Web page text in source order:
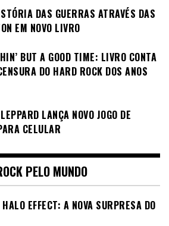
DAS GUERRAS ATRAVÉS DAS
EM NOVO LIVRO
BUT A GOOD TIME: LIVRO CONTA
DO HARD ROCK DOS ANOS
LANÇA NOVO JOGO DE
CELULAR
PELO MUNDO
EFFECT: A NOVA SURPRESA DO